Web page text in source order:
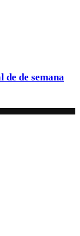
de semana